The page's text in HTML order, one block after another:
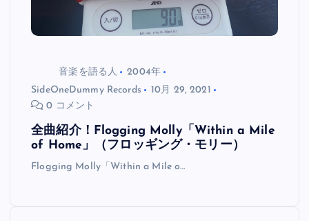
音楽を語る人
2004年
SideOneDummy Records
10月 29, 2021
0 コメント
全曲紹介！Flogging Molly「Within a Mile
of Home」（フロッギング・モリー）
Flogging Molly「Within a Mile o…